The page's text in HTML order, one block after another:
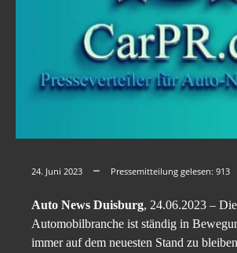
24. Juni 2023 Pressemitteilung gelesen: 913
Auto News Duisburg, 24.06.2023 – Die
Automobilbranche ist ständig in
immer auf dem neuesten Stand zu